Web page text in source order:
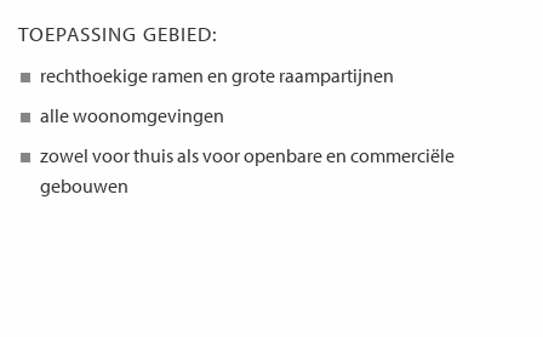
TOEPASSING GEBIED:
rechthoekige ramen en grote raampartijnen
alle woonomgevingen
zowel voor thuis als voor openbare en commerciële
gebouwen